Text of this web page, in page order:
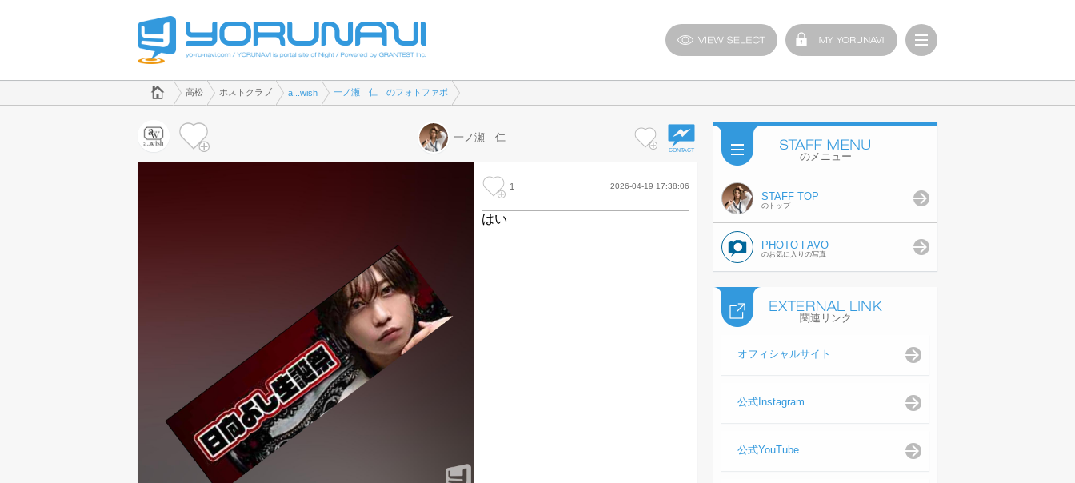
でホストクラブのことなら、ホストクラブ a...wish([kana])
香川県版
高松 ホストクラブ a...wish 一ノ瀬 仁 のフォトファボ
一ノ瀬 仁
1 2026-04-19 17:38:06
はい
のメニュー
STAFF TOP
のトップ
PHOTO FAVO
のお気に入りの写真
関連リンク
オフィシャルサイト
公式Instagram
公式YouTube